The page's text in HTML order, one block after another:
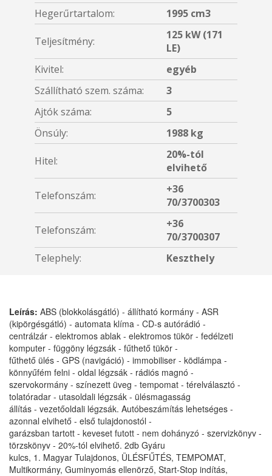
Hegerűrtartalom:
1995 cm3
Teljesítmény:
125 kW (171
LE)
Kivitel:
egyéb
Szállítható szem. száma:
3
Ajtók száma:
5
Önsúly:
1988 kg
Hitel:
20%-tól
elvihető
Telefonszám:
+36
70/3700303
Telefonszám:
+36
70/3700307
Telephely:
Keszthely
Leírás: ABS (blokkolásgátló) - állítható kormány - ASR
(kipörgésgátló) - automata klíma - CD-s autórádió -
centrálzár - elektromos ablak - elektromos tükör - fedélzeti
komputer - függöny légzsák - fűthető tükör -
fűthető ülés - GPS (navigáció) - immobiliser - ködlámpa -
könnyűfém felni - oldal légzsák - rádiós magnó -
szervokormány - színezett üveg - tempomat - térelválasztó -
tolatóradar - utasoldali légzsák - ülésmagasság
állítás - vezetőoldali légzsák. Autóbeszámítás lehetséges -
azonnal elvihető - első tulajdonostól -
garázsban tartott - keveset futott - nem dohányzó - szervizkönyv -
törzskönyv - 20%-tól elvihető. 2db Gyáru
kulcs, 1. Magyar Tulajdonos, ÜLÉSFŰTÉS, TEMPOMAT,
Multikormány, Guminyomás ellenörző, Start-Stop indítás,